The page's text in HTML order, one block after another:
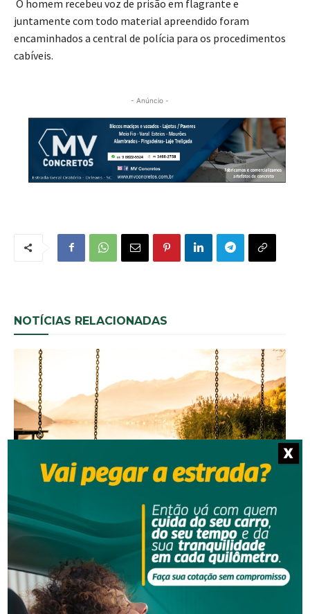
O homem recebeu voz de prisão em flagrante e
juntamente com todo material apreendido foram
encaminhados a central de polícia para os procedimentos
cabíveis.
- Anúncio -
NOTÍCIAS RELACIONADAS
Segurança
Homem que beijou criança de 11 anos à força agora
terá de indenizar vítima e familiar
X